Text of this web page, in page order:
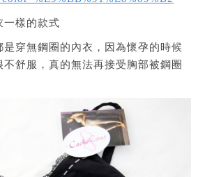
一樣的款式
穿無鋼圈的內衣，因為懷孕的時候
舒服，真的無法再接受胸部被鋼圈